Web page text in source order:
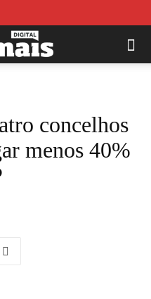
concelhos
menos 40%